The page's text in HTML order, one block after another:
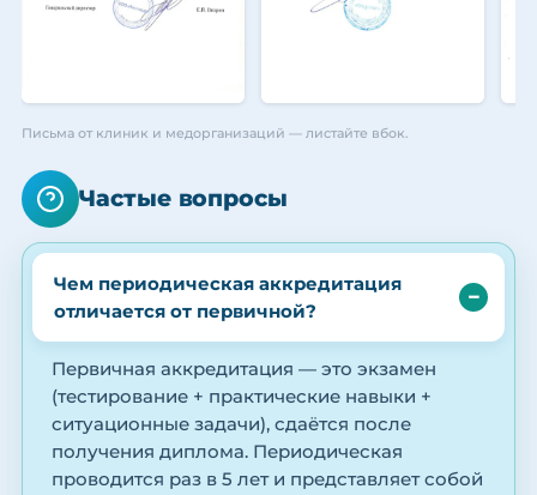
Письма от клиник и медорганизаций — листайте вбок.
Частые вопросы
Чем периодическая аккредитация
отличается от первичной?
Первичная аккредитация — это экзамен
(тестирование + практические навыки +
ситуационные задачи), сдаётся после
получения диплома. Периодическая
проводится раз в 5 лет и представляет собой